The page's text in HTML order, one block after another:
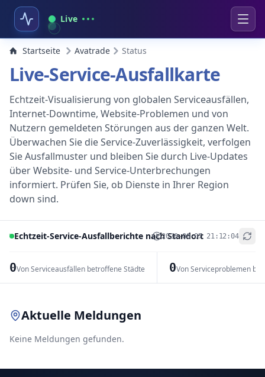
Live
Startseite Avatrade Status
Live-Service-Ausfallkarte
Echtzeit-Visualisierung von globalen Serviceausfällen,
Internet-Downtime, Website-Problemen und von
Nutzern gemeldeten Störungen aus der ganzen Welt.
Überwachen Sie die Service-Zuverlässigkeit, verfolgen
Sie Ausfallmuster und bleiben Sie durch Live-Updates
über Website- und Service-Unterbrechungen
informiert. Prüfen Sie, ob Dienste in Ihrer Region
down sind.
Echtzeit-Service-Ausfallberichte nach Standort
2026-08-07 21:12:04
0Von Serviceausfällen betroffene Städte 0Von Serviceproblemen
+
Aktuelle Meldungen
Keine Meldungen gefunden.